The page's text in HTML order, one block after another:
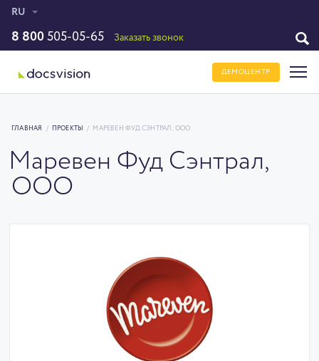
RU
8 800 505-05-65 Заказать звонок
ДЕМОЦЕНТР
ГЛАВНАЯ / ПРОЕКТЫ / МАРЕВЕН ФУД СЭНТРАЛ, ООО
Маревен Фуд Сэнтрал,
ООО